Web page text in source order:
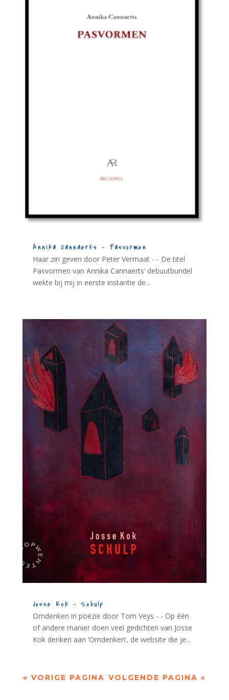
Annika Cannaerts – Pasvormen
Haar zin geven door Peter Vermaat - - De titel
Pasvormen van Annika Cannaerts’ debuutbundel
wekte bij mij in eerste instantie de...
Josse Kok – Schulp
Omdenken in poëzie door Tom Veys - - Op één
of andere manier doen veel gedichten van Josse
Kok denken aan ‘Omdenken’, de website die je...
« VORIGE PAGINA VOLGENDE PAGINA »